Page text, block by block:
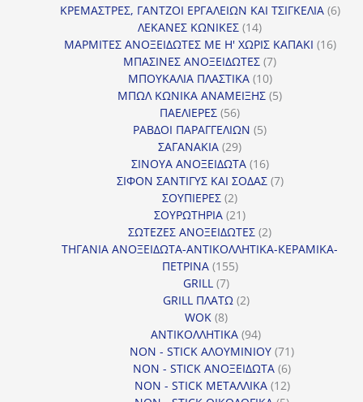
προϊόντα
ΚΡΕΜΑΣΤΡΕΣ, ΓΑΝΤΖΟΙ ΕΡΓΑΛΕΙΩΝ ΚΑΙ ΤΣΙΓΚΕΛΙΑ 66
ΛΕΚΑΝΕΣ ΚΩΝΙΚΕΣ 1414
προϊόντα
ΜΑΡΜΙΤΕΣ ΑΝΟΞΕΙΔΩΤΕΣ ΜΕ Η' ΧΩΡΙΣ ΚΑΠΑΚΙ 1616
ΜΠΑΣΙΝΕΣ ΑΝΟΞΕΙΔΩΤΕΣ 77
ΜΠΟΥΚΑΛΙΑ ΠΛΑΣΤΙΚΑ 1010
προϊόντα
ΜΠΩΛ ΚΩΝΙΚΑ ΑΝΑΜΕΙΞΗΣ 55
ΠΑΕΛΙΕΡΕΣ 5656
προϊόντα
ΡΑΒΔΟΙ ΠΑΡΑΓΓΕΛΙΩΝ 55
ΣΑΓΑΝΑΚΙΑ 2929
προϊόντα
ΣΙΝΟΥΑ ΑΝΟΞΕΙΔΩΤΑ 1616
προϊόντα
ΣΙΦΟΝ ΣΑΝΤΙΓΥΣ ΚΑΙ ΣΟΔΑΣ 77
ΣΟΥΠΙΕΡΕΣ 22
προϊόντα
ΣΟΥΡΩΤΗΡΙΑ 2121
προϊόντα
ΣΩΤΕΖΕΣ ΑΝΟΞΕΙΔΩΤΕΣ 22
προϊόντα
ΤΗΓΑΝΙΑ ΑΝΟΞΕΙΔΩΤΑ-ΑΝΤΙΚΟΛΛΗΤΙΚΑ-ΚΕΡΑΜΙΚΑ-
ΠΕΤΡΙΝΑ 155155
GRILL 77
προϊόντα
GRILL ΠΛΑΤΩ 22
WOK 88
προϊόντα
ΑΝΤΙΚΟΛΛΗΤΙΚΑ 9494
προϊόντα
NON - STICK ΑΛΟΥΜΙΝΙΟΥ 7171
προϊόντα
NON - STICK ΑΝΟΞΕΙΔΩΤΑ 66
προϊόντα
NON - STICK ΜΕΤΑΛΛΙΚΑ 1212